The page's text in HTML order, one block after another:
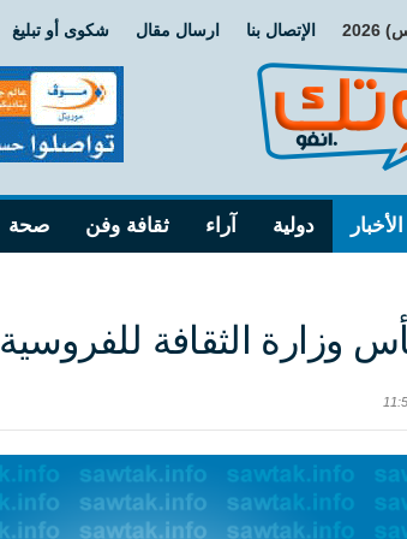
الإتصال بنا ارسال مقال شكوى أو تبليغ
الأخبار دولية آراء ثقافة وفن صحة
وزارة الثقافة للفروسية